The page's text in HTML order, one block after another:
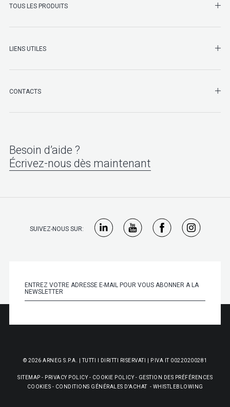
TOUS LES PRODUITS
LIENS UTILES
CONTACTS
Besoin d’aide ?
Écrivez-nous dès maintenant
SUIVEZ-NOUS SUR:
© 2026 ARNEG S.P.A. | TUTTI I DIRITTI RISERVATI | P.IVA IT 00220200281
SITEMAP - PRIVACY POLICY- COOKIE POLICY- GESTION DES PRÉFÉRENCES
COOKIES - CONDITIONS GÉNÉRALES D'ACHAT- WHISTLEBLOWING